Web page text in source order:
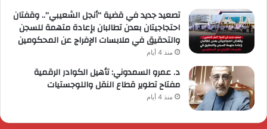
تصعيد جديد في قضية “أنجل الشعيبي”.. وقفتان
احتجاجيتان بعدن تطالبان بإعادة متهمة للسجن
والتحقيق في ملابسات الإفراج عن المحكومين
منذ 4 أيام
د. عمرو السمدوني: تأهيل الكوادر الرقمية
مفتاح تطوير قطاع النقل واللوجستيات
منذ 4 أيام